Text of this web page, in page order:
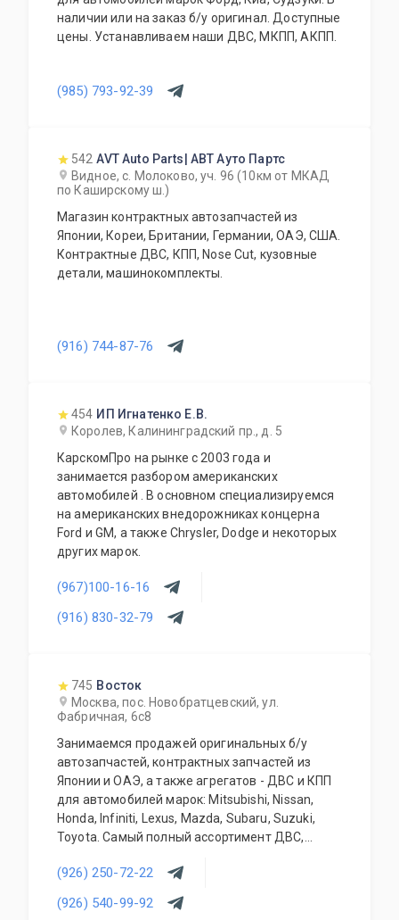
наличии или на заказ б/у оригинал. Доступные
цены. Устанавливаем наши ДВС, МКПП, АКПП.
(985) 793-92-39
542 AVT Auto Parts| АВТ Ауто Партс
Видное, с. Молоково, уч. 96 (10км от МКАД
по Каширскому ш.)
Магазин контрактных автозапчастей из
Японии, Кореи, Британии, Германии, ОАЭ, США.
Контрактные ДВС, КПП, Nose Cut, кузовные
детали, машинокомплекты.
(916) 744-87-76
454 ИП Игнатенко Е.В.
Королев, Калининградский пр., д. 5
КарскомПро на рынке с 2003 года и
занимается разбором американских
автомобилей . В основном специализируемся
на американских внедорожниках концерна
Ford и GM, а также Chrysler, Dodge и некоторых
других марок.
(967)100-16-16
(916) 830-32-79
745 Восток
Москва, пос. Новобратцевский, ул.
Фабричная, 6с8
Занимаемся продажей оригинальных б/у
автозапчастей, контрактных запчастей из
Японии и ОАЭ, а также агрегатов - ДВС и КПП
для автомобилей марок: Mitsubishi, Nissan,
Honda, Infiniti, Lexus, Mazda, Subaru, Suzuki,
Toyota. Самый полный ассортимент ДВС,
прочего. Предоставляется гарантия качества
на всю продукцию. Приемлемые цены и
система скидок для постоянных и оптовых
(926) 250-72-22
(926) 540-99-92